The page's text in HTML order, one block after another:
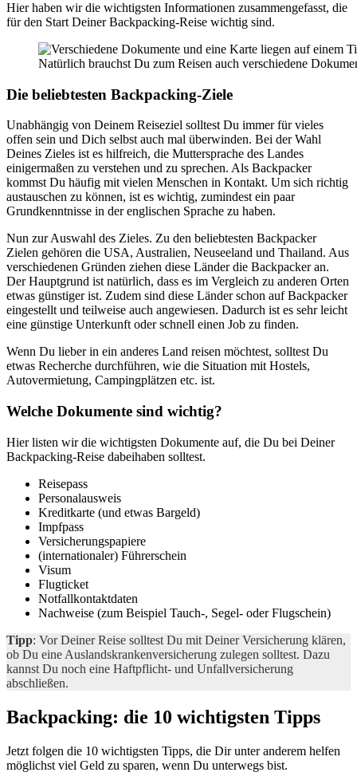
Hier haben wir die wichtigsten Informationen zusammengefasst, die
für den Start Deiner Backpacking-Reise wichtig sind.
Natürlich brauchst Du zum Reisen auch verschiedene
Die beliebtesten Backpacking-Ziele
Unabhängig von Deinem Reiseziel solltest Du immer für vieles
offen sein und Dich selbst auch mal überwinden. Bei der Wahl
Deines Zieles ist es hilfreich, die Muttersprache des Landes
einigermaßen zu verstehen und zu sprechen. Als Backpacker
kommst Du häufig mit vielen Menschen in Kontakt. Um sich richtig
austauschen zu können, ist es wichtig, zumindest ein paar
Grundkenntnisse in der englischen Sprache zu haben.
Nun zur Auswahl des Zieles. Zu den beliebtesten Backpacker
Zielen gehören die USA, Australien, Neuseeland und Thailand. Aus
verschiedenen Gründen ziehen diese Länder die Backpacker an.
Der Hauptgrund ist natürlich, dass es im Vergleich zu anderen Orten
etwas günstiger ist. Zudem sind diese Länder schon auf Backpacker
eingestellt und teilweise auch angewiesen. Dadurch ist es sehr leicht
eine günstige Unterkunft oder schnell einen Job zu finden.
Wenn Du lieber in ein anderes Land reisen möchtest, solltest Du
etwas Recherche durchführen, wie die Situation mit Hostels,
Autovermietung, Campingplätzen etc. ist.
Welche Dokumente sind wichtig?
Hier listen wir die wichtigsten Dokumente auf, die Du bei Deiner
Backpacking-Reise dabeihaben solltest.
Reisepass
Personalausweis
Kreditkarte (und etwas Bargeld)
Impfpass
Versicherungspapiere
(internationaler) Führerschein
Visum
Flugticket
Notfallkontaktdaten
Nachweise (zum Beispiel Tauch-, Segel- oder Flugschein)
Tipp: Vor Deiner Reise solltest Du mit Deiner Versicherung klären,
ob Du eine Auslandskrankenversicherung zulegen solltest. Dazu
kannst Du noch eine Haftpflicht- und Unfallversicherung
abschließen.
Backpacking: die 10 wichtigsten Tipps
Jetzt folgen die 10 wichtigsten Tipps, die Dir unter anderem helfen
möglichst viel Geld zu sparen, wenn Du unterwegs bist.